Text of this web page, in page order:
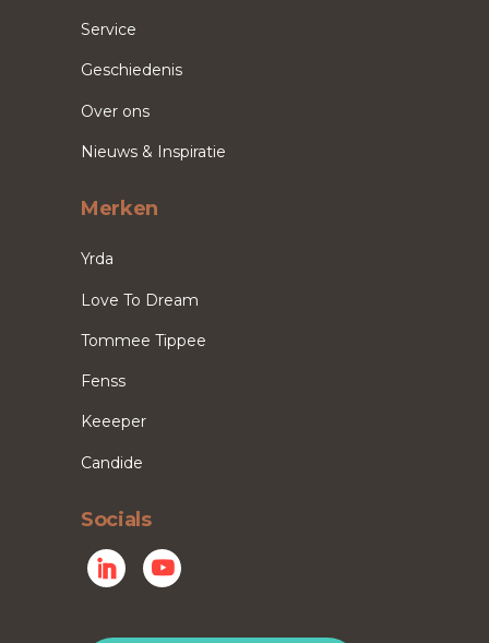
Service
Geschiedenis
Over ons
Nieuws & Inspiratie
Merken
Yrda
Love To Dream
Tommee Tippee
Fenss
Keeeper
Candide
Socials